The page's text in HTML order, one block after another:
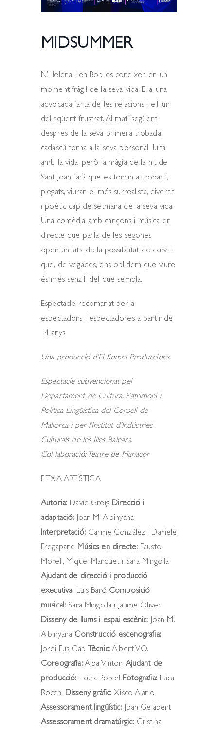
MIDSUMMER
N’Helena i en Bob es coneixen en un
moment fràgil de la seva vida. Ella, una
advocada farta de les relacions i ell, un
delinqüent frustrat. Al matí següent,
després de la seva primera trobada,
cadascú torna a la seva personal lluita
amb la vida, però la màgia de la nit de
Sant Joan farà que es tornin a trobar i,
plegats, viuran el més surrealista, divertit
i poètic cap de setmana de la seva vida.
Una comèdia amb cançons i música en
directe que parla de les segones
oportunitats, de la possibilitat de canvi i
que, de vegades, ens oblidem que viure
és més senzill del que sembla.
Espectacle recomanat per a
espectadors i espectadores a partir de
14 anys.
Una producció d’El Somni Produccions.
Espectacle subvencionat pel
Departament de Cultura, Patrimoni i
Política Lingüística del Consell de
Mallorca i per l’Institut d’Indústries
Culturals de les Illes Balears.
Col·laboració: Teatre de Manacor
FITXA ARTÍSTICA
Autoria: David Greig Direcció i
adaptació: Joan M. Albinyana
Interpretació:Carme González i Daniele
Fregapane Músics en directe:Fausto
Morell, Miquel Marquet i Sara Mingolla
Ajudant de direcció i producció
executiva: Luis Baró Composició
musical: Sara Mingolla i Jaume Oliver
Disseny de llums i espai escènic: Joan M.
Albinyana Construcció escenografia:
Jordi Fus Cap
Tècnic:Albert V.O.
Coreografia:Alba Vinton Ajudant de
producció: Laura Porcel Fotografia:Luca
Rocchi Disseny gràfic: Xisco Alario
Assessorament lingüístic: Joan Gelabert
Assessorament dramatúrgic:Cristina